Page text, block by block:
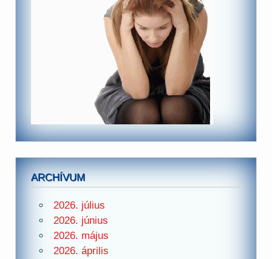
ARCHÍVUM
2026. július
2026. június
2026. május
2026. április